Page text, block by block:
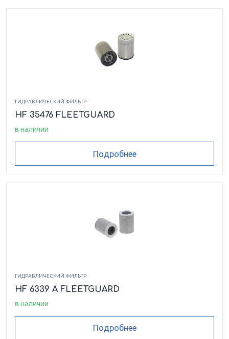
ГИДРАВЛИЧЕСКИЙ ФИЛЬТР
HF 35476 FLEETGUARD
в наличии
Подробнее
ГИДРАВЛИЧЕСКИЙ ФИЛЬТР
HF 6339 A FLEETGUARD
в наличии
Подробнее